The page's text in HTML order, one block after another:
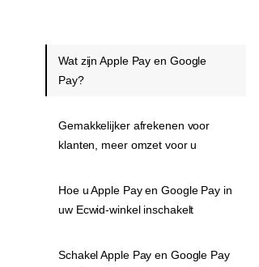
Wat zijn Apple Pay en Google
Pay?
Gemakkelijker afrekenen voor
klanten, meer omzet voor u
Hoe u Apple Pay en Google Pay in
uw Ecwid-winkel inschakelt
Schakel Apple Pay en Google Pay